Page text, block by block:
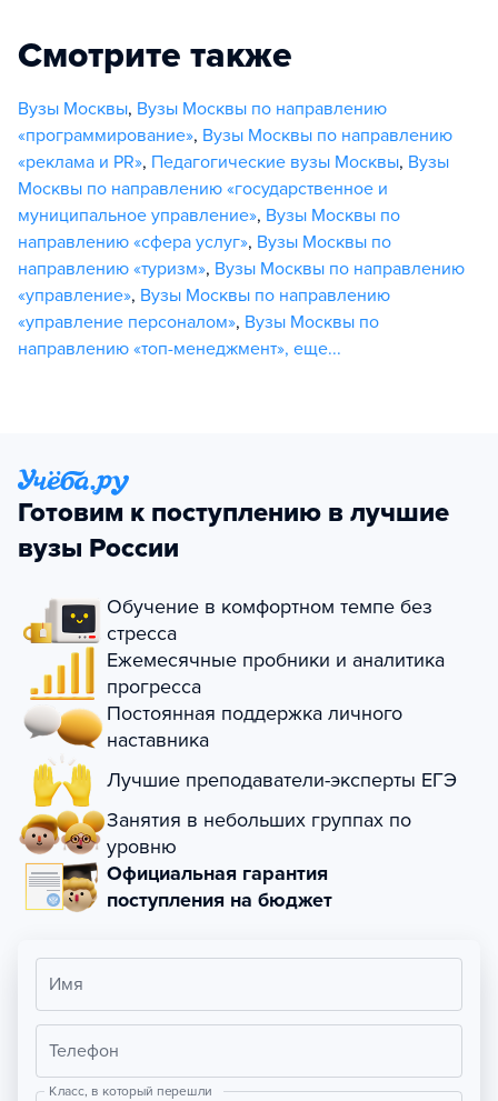
Смотрите также
Вузы Москвы, Вузы Москвы по направлению
«программирование», Вузы Москвы по направлению
«реклама и PR», Педагогические вузы Москвы, Вузы
Москвы по направлению «государственное и
муниципальное управление», Вузы Москвы по
направлению «сфера услуг», Вузы Москвы по
направлению «туризм», Вузы Москвы по направлению
«управление», Вузы Москвы по направлению
«управление персоналом», Вузы Москвы по
направлению «топ-менеджмент», еще...
Готовим к поступлению в лучшие
вузы России
Обучение в комфортном темпе без
стресса
Ежемесячные пробники и аналитика
прогресса
Постоянная поддержка личного
наставника
Лучшие преподаватели-эксперты ЕГЭ
Занятия в небольших группах по
уровню
Официальная гарантия
поступления на бюджет
Имя
Телефон
Класс, в который перешли